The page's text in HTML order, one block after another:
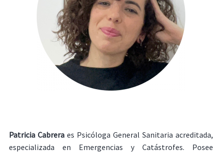
Patricia Cabreraes Psicóloga General Sanitaria acreditada,
especializada en Emergencias y Catástrofes. Posee